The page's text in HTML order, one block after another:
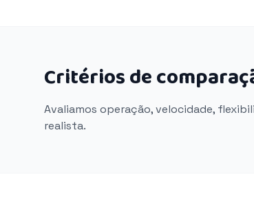
Critérios de
Avaliamos operação, velocidade,
realista.